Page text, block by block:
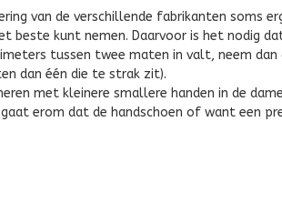
van de verschillende fabrikanten soms
beste kunt nemen. Daarvoor is het nodig
tussen twee maten in valt, neem
dan één die te strak zit).
met kleinere smallere handen in de
gaat erom dat de handschoen of want een